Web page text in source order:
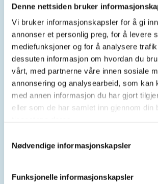
Denne nettsiden bruker
Vi bruker informasjonskapsler for å gi
annonser et personlig preg, for å levere
mediefunksjoner og for å analysere
dessuten informasjon om hvordan du
vårt, med partnerne våre innen sosiale
annonsering og analysearbeid, som kan
med annen informasjon du har gjort
eller som de har samlet inn gjennom din
Nødvendige informasjonskapsler
Funksjonelle informasjonskapsler
Sted
Tid
27. Aug 2026
Kl. 17.30 - 19.30